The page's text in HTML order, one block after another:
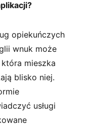
opiekuńczych
wnuk może
mieszka
blisko niej.
usługi